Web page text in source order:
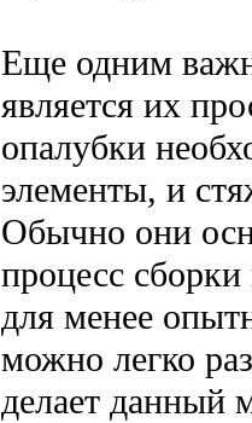
Еще одним
является их
опалубки
элементы, и
Обычно они
процесс
для менее
можно легко
делает данный